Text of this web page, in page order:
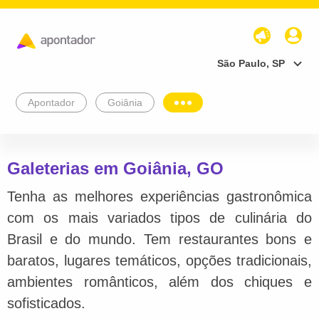
São Paulo, SP
Apontador Goiânia
Galeterias em Goiânia, GO
Tenha as melhores experiências gastronômica
com os mais variados tipos de culinária do
Brasil e do mundo. Tem restaurantes bons e
baratos, lugares temáticos, opções tradicionais,
ambientes românticos, além dos chiques e
sofisticados.